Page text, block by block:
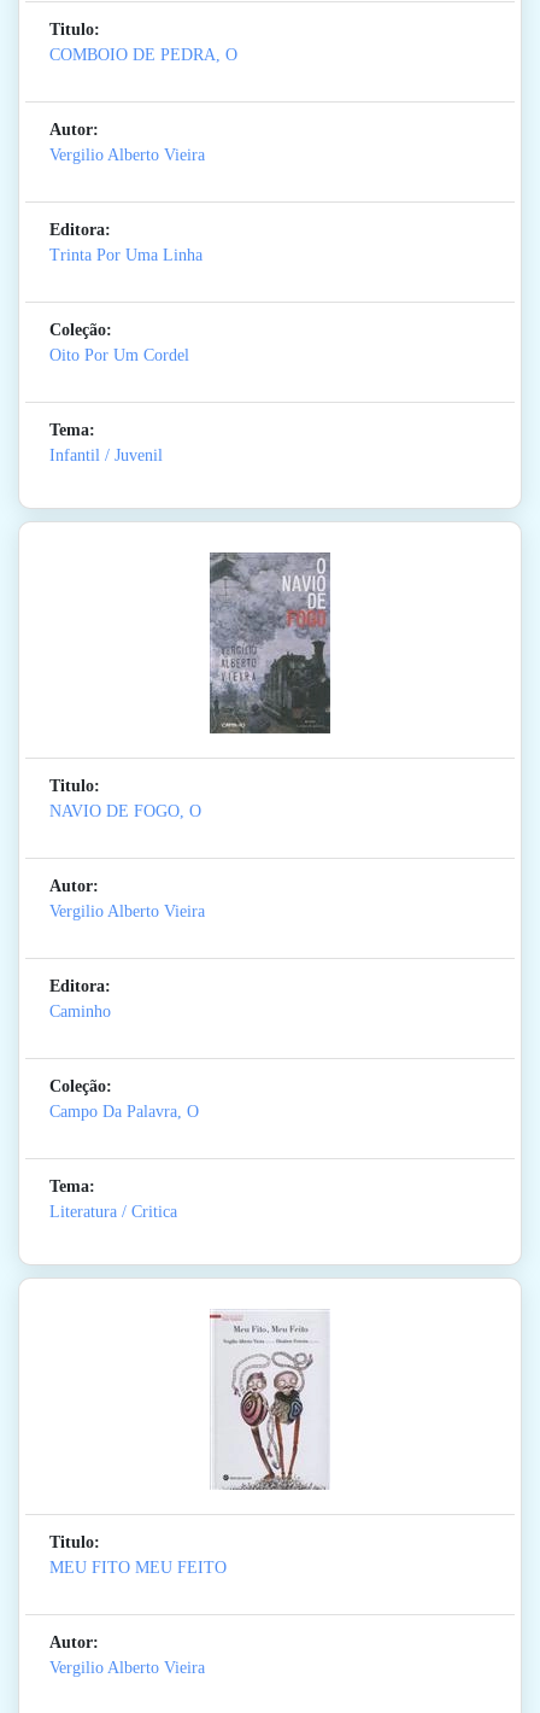
Titulo:
COMBOIO DE PEDRA, O
Autor:
Vergilio Alberto Vieira
Editora:
Trinta Por Uma Linha
Coleção:
Oito Por Um Cordel
Tema:
Infantil / Juvenil
Titulo:
NAVIO DE FOGO, O
Autor:
Vergilio Alberto Vieira
Editora:
Caminho
Coleção:
Campo Da Palavra, O
Tema:
Literatura / Critica
Titulo:
MEU FITO MEU FEITO
Autor:
Vergilio Alberto Vieira